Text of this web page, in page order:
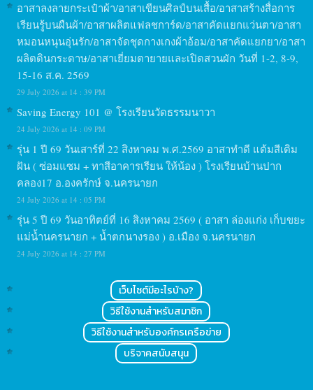
อาสาลงลายกระเป๋าผ้า/อาสาเขียนศิลป์บนเสื้อ/อาสาสร้างสื่อการ
เรียนรู้บนผืนผ้า/อาสาผลิตแฟลชการ์ด/อาสาคัดแยกแว่นตา/อาสา
หมอนหนุนอุ่นรัก/อาสาจัดชุดกางเกงผ้าอ้อม/อาสาคัดแยกยา/อาสา
ผลิตดินกระดาษ/อาสาเยี่ยมตายายและเปิดสวนผัก วันที่ 1-2, 8-9,
15-16 ส.ค. 2569
29 July 2026 at 14 : 39 PM
Saving Energy 101 @ โรงเรียนวัดธรรมนาวา
24 July 2026 at 14 : 09 PM
รุ่น 1 ปี 69 วันเสาร์ที่ 22 สิงหาคม พ.ศ.2569 อาสาทำดี แต้มสีเติม
ฝัน ( ซ่อมแซม + ทาสีอาคารเรียน ให้น้อง ) โรงเรียนบ้านปาก
คลอง17 อ.องครักษ์ จ.นครนายก
24 July 2026 at 14 : 05 PM
รุ่น 5 ปี 69 วันอาทิตย์ที่ 16 สิงหาคม 2569 ( อาสา ล่องแก่ง เก็บขยะ
แม่น้ำนครนายก + น้ำตกนางรอง ) อ.เมือง จ.นครนายก
24 July 2026 at 14 : 27 PM
เว็บไซต์มีอะไรบ้าง?
วิธีใช้งานสำหรับสมาชิก
วิธีใช้งานสำหรับองค์กรเครือข่าย
บริจาคสนับสนุน